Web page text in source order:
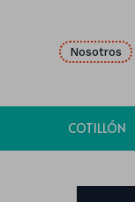
COTILLÓN
Nosotros